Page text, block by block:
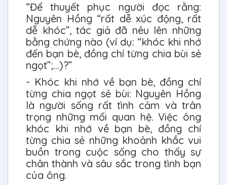
“Để thuyết phục người đọc rằng:
Nguyên Hồng “rất dễ xúc động, rất
dễ khóc”, tác giả đã nêu lên những
bằng chứng nào (ví dụ: “khóc khi nhớ
đến bạn bè, đồng chí từng chia bùi sẻ
ngọt”;...)?”
- Khóc khi nhớ về bạn bè, đồng chí
từng chia ngọt sẻ bùi: Nguyên Hồng
là người sống rất tình cảm và trân
trọng những mối quan hệ. Việc ông
khóc khi nhớ về bạn bè, đồng chí
từng chia sẻ những khoảnh khắc vui
buồn trong cuộc sống cho thấy sự
chân thành và sâu sắc trong tình bạn
của ông.